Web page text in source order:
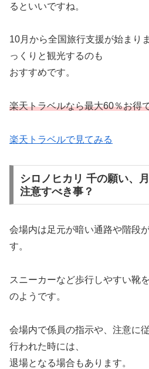
るといいですね。
10月から全国旅行支援が始まり
っくりと観光するのも
おすすめです。
楽天トラベルなら最大60％お得
楽天トラベルで見てみる
シロノヒカリ 千の願い、
注意すべき事？
会場内は足元が暗い通路や階段
す。
スニーカーなど歩行しやすい靴
のようです。
会場内で係員の指示や、注意に
行われた時には、
退場となる場合もあります。